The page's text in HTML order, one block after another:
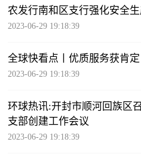
农发行南和区支行强化安全
2023-06-29 19:18:39
全球快看点丨优质服务获肯
2023-06-29 19:18:39
环球热讯:开封市顺河回族区
支部创建工作会议
2023-06-29 19:18:39